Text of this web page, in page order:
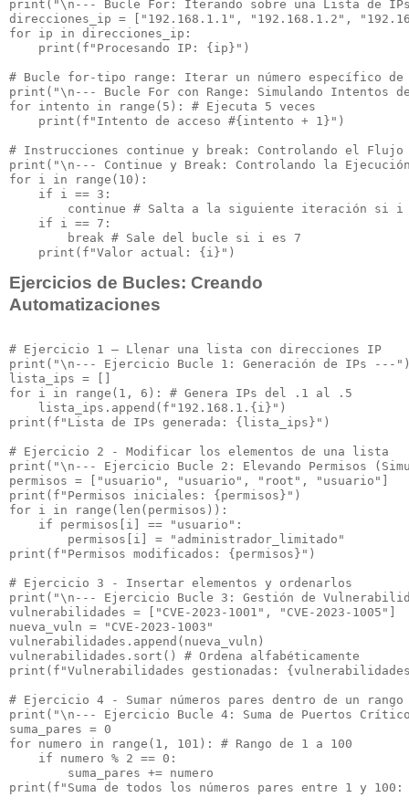
print("\n--- Bucle For: Iterando sobre una Lista de
direcciones_ip = ["192.168.1.1", "192.168.1.2",
for ip in direcciones_ip:
    print(f"Procesando IP: {ip}")
# Bucle for-tipo range: Iterar un número específico de
print("\n--- Bucle For con Range: Simulando Intentos
for intento in range(5): # Ejecuta 5 veces
    print(f"Intento de acceso #{intento + 1}")
# Instrucciones continue y break: Controlando el Flujo
print("\n--- Continue y Break: Controlando la
for i in range(10):
    if i == 3:
continue # Salta a la siguiente iteración si i
    if i == 7:
        break # Sale del bucle si i es 7
Ejercicios de Bucles: Creando
Automatizaciones
# Ejercicio 1 – Llenar una lista con direcciones IP
print("\n--- Ejercicio Bucle 1: Generación de IPs ---
lista_ips = []
for i in range(1, 6): # Genera IPs del .1 al .5
    lista_ips.append(f"192.168.1.{i}")
print(f"Lista de IPs generada: {lista_ips}")
# Ejercicio 2 - Modificar los elementos de una lista
print("\n--- Ejercicio Bucle 2: Elevando Permisos
permisos = ["usuario", "usuario", "root", "usuario"]
print(f"Permisos iniciales: {permisos}")
for i in range(len(permisos)):
    if permisos[i] == "usuario":
        permisos[i] = "administrador_limitado"
print(f"Permisos modificados: {permisos}")
# Ejercicio 3 - Insertar elementos y ordenarlos
print("\n--- Ejercicio Bucle 3: Gestión de
vulnerabilidades = ["CVE-2023-1001", "CVE-2023-1005"]
nueva_vuln = "CVE-2023-1003"
vulnerabilidades.append(nueva_vuln)
vulnerabilidades.sort() # Ordena alfabéticamente
print(f"Vulnerabilidades gestionadas:
# Ejercicio 4 - Sumar números pares dentro de un rango
print("\n--- Ejercicio Bucle 4: Suma de Puertos
suma_pares = 0
for numero in range(1, 101): # Rango de 1 a 100
    if numero % 2 == 0:
        suma_pares += numero
print(f"Suma de todos los números pares entre 1 y 100: